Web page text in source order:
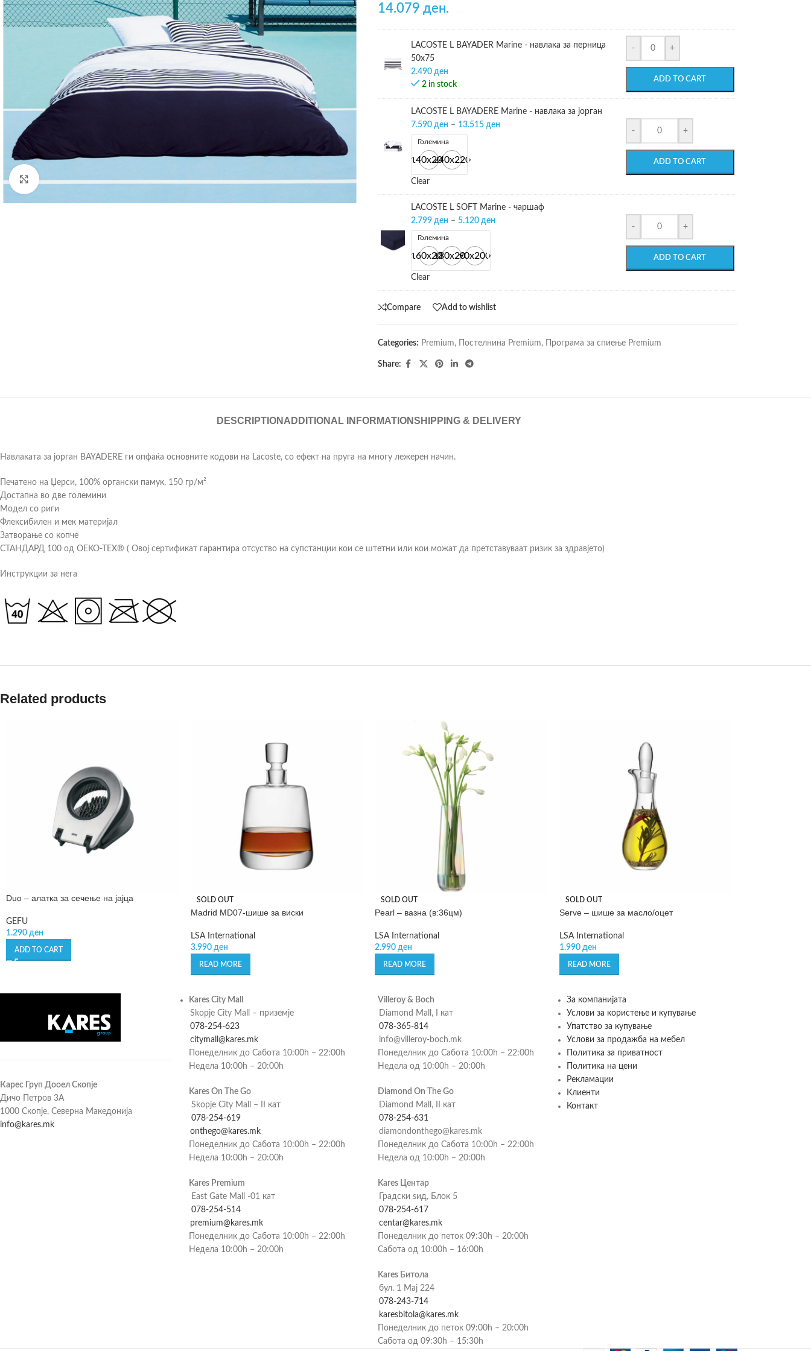
Click to enlarge
14.079 ден.
LACOSTE L BAYADER Marine - навлака за перница
50х75
2.490 ден
2 in stock
- +
ADD TO CART
LACOSTE L BAYADERЕ Marine - навлака за јорган
7.590 ден – 13.515 ден
Големина
140х200240х220
Clear
- +
ADD TO CART
LACOSTE L SOFT Marine - чаршаф
2.799 ден – 5.120 ден
Големина
160x200180x20090x200
Clear
- +
ADD TO CART
Compare Add to wishlist
Categories: Premium, Постелнина Premium, Програма за спиење Premium
Share:
DESCRIPTION ADDITIONAL INFORMATIONSHIPPING & DELIVERY
Навлаката за јорган BAYADERE ги опфаќа основните кодови на Lacoste, со ефект на пруга на многу лежерен начин.
Печатено на Џерси, 100% органски памук, 150 гр/м²
Достапна во две големини
Модел со риги
Флексибилен и мек материјал
Затворање со копче
СТАНДАРД 100 од OEKO-TEX® ( Овој сертификат гарантира отсуство на супстанции кои се штетни или кои можат да претставуваат ризик за здравјето)
Инструкции за нега
Related products
Duo – алатка за сечење на јајца
GEFU
1.290 ден
ADD TO CART
SOLD OUT
Madrid MD07-шише за виски
LSA International
3.990 ден
READ MORE
SOLD OUT
Pearl – вазна (в:36цм)
LSA International
2.990 ден
READ MORE
SOLD OUT
Serve – шише за масло/оцет
LSA International
1.990 ден
READ MORE
Карес Груп Дооел Скопје
Дичо Петров 3А
1000 Скопје, Северна Македонија
info@kares.mk
Kares City Mall
Skopje City Mall – приземје
078-254-623
citymall@kares.mk
Понеделник до Сабота 10:00h – 22:00h
Недела 10:00h – 20:00h
Kares On The Go
Skopje City Mall – II кат
078-254-619
onthego@kares.mk
Понеделник до Сабота 10:00h – 22:00h
Недела 10:00h – 20:00h
Kares Premium
East Gate Mall -01 кат
078-254-514
premium@kares.mk
Понеделник до Сабота 10:00h – 22:00h
Недела 10:00h – 20:00h
Villeroy & Boch
Diamond Mall, I кат
078-365-814
info@villeroy-boch.mk
Понеделник до Сабота 10:00h – 22:00h
Недела од 10:00h – 20:00h
Diamond On The Go
Diamond Mall, II кат
078-254-631
diamondonthego@kares.mk
Понеделник до Сабота 10:00h – 22:00h
Недела од 10:00h – 20:00h
Kares Центар
Градски ѕид, Блок 5
078-254-617
centar@kares.mk
Понеделник до петок 09:30h – 20:00h
Сабота од 10:00h – 16:00h
Kares Битола
бул. 1 Мај 224
078-243-714
karesbitola@kares.mk
Понеделник до петок 09:00h – 20:00h
Сабота од 09:30h – 15:30h
За компанијата
Услови за користење и купување
Упатство за купување
Услови за продажба на мебел
Политика за приватност
Политика на цени
Рекламации
Клиенти
Контакт